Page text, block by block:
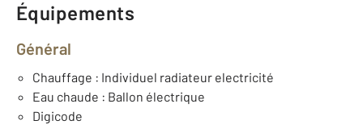
Équipements
Général
Chauffage : Individuel radiateur electricité
Eau chaude : Ballon électrique
Digicode